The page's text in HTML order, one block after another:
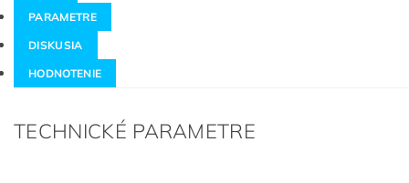
PARAMETRE
DISKUSIA
HODNOTENIE
TECHNICKÉ PARAMETRE